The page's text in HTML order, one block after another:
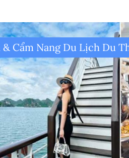
Cẩm Nang Du Lịch Du